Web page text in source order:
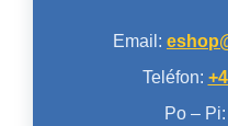
Email:
Teléfon:
Po –